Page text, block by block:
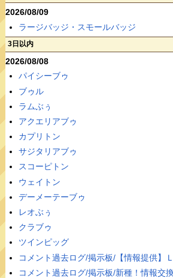
2026/08/09
ラージバッジ・スモールバッジ
3日以内
2026/08/08
パイシーブゥ
ブゥル
ラムぶぅ
アクエリアブゥ
カプリトン
サジタリアブゥ
スコーピトン
ウェイトン
デーメーテーブゥ
レオぶぅ
クラブゥ
ツインピッグ
コメント過去ログ/掲示板/【情報提供】
コメント過去ログ/掲示板/新種！情報交